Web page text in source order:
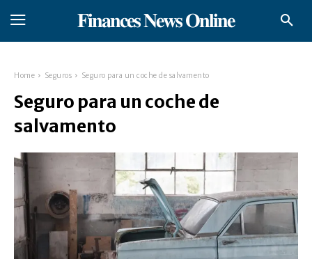
𝐅𝐢𝐧𝐚𝐧𝐜𝐞𝐬 𝐍𝐞𝐰𝐬 𝐎𝐧𝐥𝐢𝐧𝐞
Home Seguros Seguro para un coche de salvamento
Seguro para un coche de
salvamento